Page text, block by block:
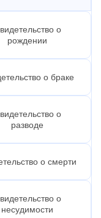
о
рождении
о браке
о
разводе
о смерти
о
несудимости